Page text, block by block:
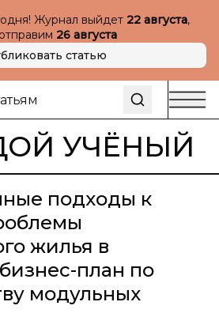
Журнал выйдет 22 августа,
26 августа
статью
УЧЁНЫЙ
подходы к
жилья в
план по
модульных